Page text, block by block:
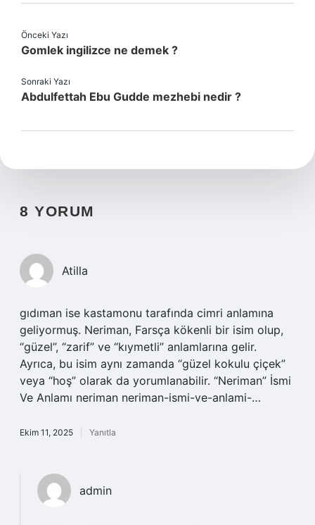
Önceki Yazı
Gomlek ingilizce ne demek ?
Sonraki Yazı
Abdulfettah Ebu Gudde mezhebi nedir ?
8 YORUM
Atilla
gıdıman ise kastamonu tarafında cimri anlamına
geliyormuş. Neriman, Farsça kökenli bir isim olup,
“güzel”, “zarif” ve “kıymetli” anlamlarına gelir.
Ayrıca, bu isim aynı zamanda “güzel kokulu çiçek”
veya “hoş” olarak da yorumlanabilir. “Neriman” İsmi
Ve Anlamı neriman neriman-ismi-ve-anlami-…
Ekim 11, 2025 Yanıtla
admin